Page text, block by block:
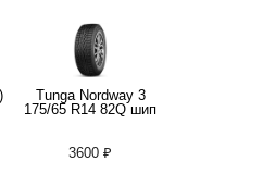
Tunga Nordway 3
175/65 R14 82Q шип
3600 ₽